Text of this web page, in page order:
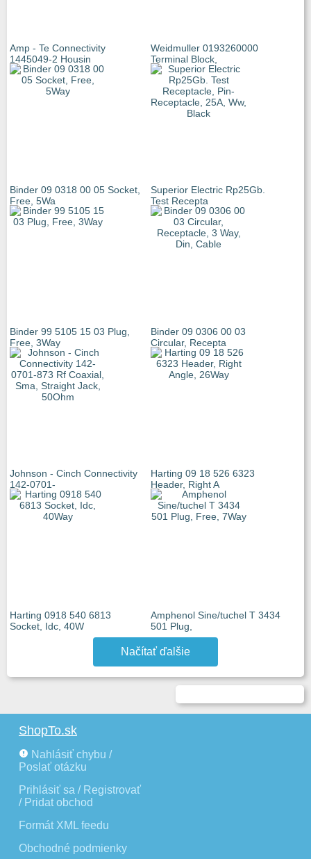
Amp - Te Connectivity
1445049-2 Housin
Weidmuller 0193260000
Terminal Block,
Binder 09 0318 00 05 Socket,
Free, 5Wa
Superior Electric Rp25Gb.
Test Recepta
Binder 99 5105 15 03 Plug,
Free, 3Way
Binder 09 0306 00 03
Circular, Recepta
Johnson - Cinch Connectivity
142-0701-
Harting 09 18 526 6323
Header, Right A
Harting 0918 540 6813
Socket, Idc, 40W
Amphenol Sine/tuchel T 3434
501 Plug,
Načítať ďalšie
ShopTo.sk
Nahlásiť chybu /
Poslať otázku
Prihlásiť sa / Registrovať
/ Pridat obchod
Formát XML feedu
Obchodné podmienky